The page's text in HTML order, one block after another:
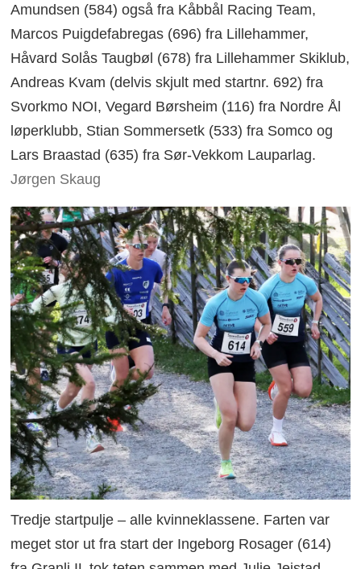
Amundsen (584) også fra Kåbbål Racing Team,
Marcos Puigdefabregas (696) fra Lillehammer,
Håvard Solås Taugbøl (678) fra Lillehammer Skiklub,
Andreas Kvam (delvis skjult med startnr. 692) fra
Svorkmo NOI, Vegard Børsheim (116) fra Nordre Ål
løperklubb, Stian Sommersetk (533) fra Somco og
Lars Braastad (635) fra Sør-Vekkom Lauparlag.
Jørgen Skaug
Tredje startpulje – alle kvinneklassene. Farten var
meget stor ut fra start der Ingeborg Rosager (614)